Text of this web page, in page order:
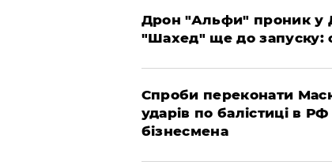
​Дрон "Альфи" проник у
"Шахед" ще до запуску:
​Спроби переконати
ударів по балістиці в
бізнесмена